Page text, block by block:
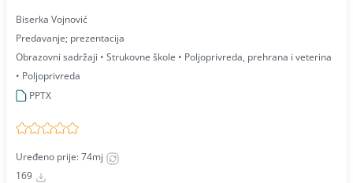
Biserka Vojnović
Predavanje; prezentacija
Obrazovni sadržaji • Strukovne škole • Poljoprivreda, prehrana i veterina
• Poljoprivreda
PPTX
Uređeno prije: 74mj
169